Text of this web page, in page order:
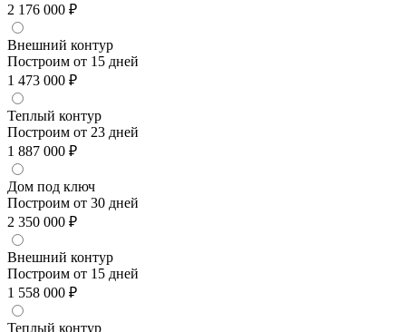
2 176 000 ₽
Внешний контур
Построим от 15 дней
1 473 000 ₽
Теплый контур
Построим от 23 дней
1 887 000 ₽
Дом под ключ
Построим от 30 дней
2 350 000 ₽
Внешний контур
Построим от 15 дней
1 558 000 ₽
Теплый контур